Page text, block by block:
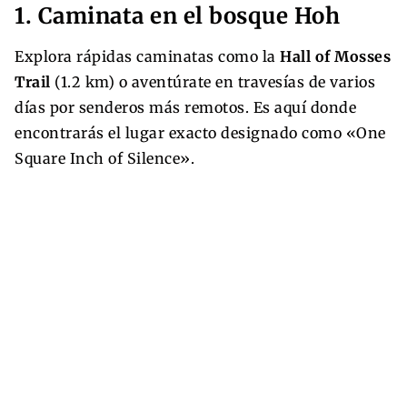
1. Caminata en el bosque Hoh
Explora rápidas caminatas como la Hall of Mosses
Trail (1.2 km) o aventúrate en travesías de varios
días por senderos más remotos. Es aquí donde
encontrarás el lugar exacto designado como «One
Square Inch of Silence».